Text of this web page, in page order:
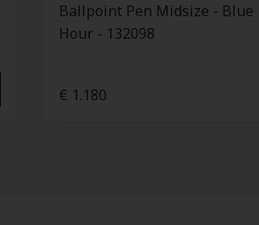
Ballpoint Pen Midsize - Blue
Hour - 132098
€ 1.180